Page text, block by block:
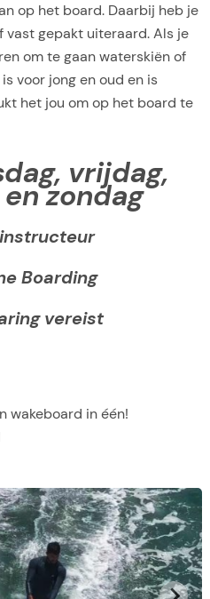
op het board. Daarbij heb je
vast gepakt uiteraard. Als je
om te gaan waterskiën of
voor jong en oud en is
het jou om op het board te
vrijdag,
zondag
Boarding
vereist
wakeboard in één!